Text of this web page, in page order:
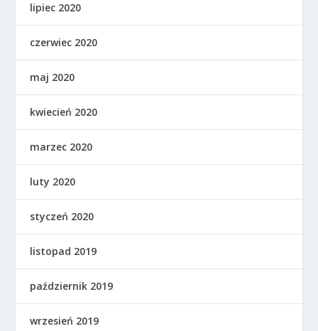
lipiec 2020
czerwiec 2020
maj 2020
kwiecień 2020
marzec 2020
luty 2020
styczeń 2020
listopad 2019
październik 2019
wrzesień 2019